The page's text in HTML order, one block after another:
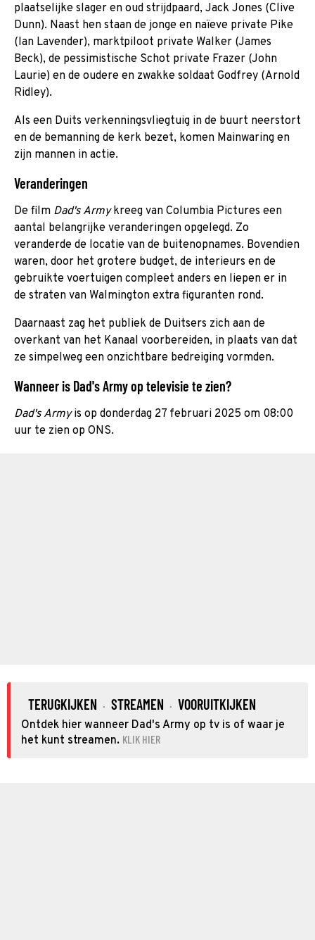
plaatselijke slager en oud strijdpaard, Jack Jones (Clive
Dunn). Naast hen staan de jonge en naïeve private Pike
(Ian Lavender), marktpiloot private Walker (James
Beck), de pessimistische Schot private Frazer (John
Laurie) en de oudere en zwakke soldaat Godfrey (Arnold
Ridley).
Als een Duits verkenningsvliegtuig in de buurt neerstort
en de bemanning de kerk bezet, komen Mainwaring en
zijn mannen in actie.
Veranderingen
De film Dad's Armykreeg van Columbia Pictures een
aantal belangrijke veranderingen opgelegd. Zo
veranderde de locatie van de buitenopnames. Bovendien
waren, door het grotere budget, de interieurs en de
gebruikte voertuigen compleet anders en liepen er in
de straten van Walmington extra figuranten rond.
Daarnaast zag het publiek de Duitsers zich aan de
overkant van het Kanaal voorbereiden, in plaats van dat
ze simpelweg een onzichtbare bedreiging vormden.
Wanneer is Dad's Army op televisie te zien?
Dad's Armyis op donderdag 27 februari 2025 om 08:00
uur te zien op ONS.
TERUGKIJKEN · STREAMEN · VOORUITKIJKEN
Ontdek hier wanneer Dad's Army op tv is of waar je
het kunt streamen. KLIK HIER